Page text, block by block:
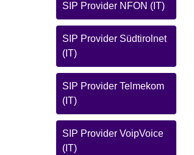
SIP Provider NFON (IT)
SIP Provider Südtirolnet
(IT)
SIP Provider Telmekom
(IT)
SIP Provider VoipVoice
(IT)